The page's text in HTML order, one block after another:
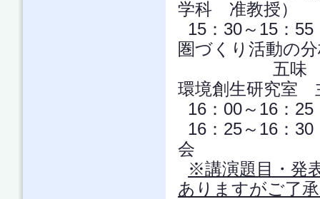
学科 准教授）
15：30～15：
圏づくり活動の
五味 馨 氏
環境創生研究室
16：00～16：
16：25～16：
会
※講演題目・発
ありますがご了